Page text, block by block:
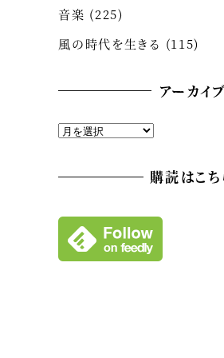
音楽 (225)
風の時代を生きる (115)
アーカイブ
ア
ブ
購読はこち